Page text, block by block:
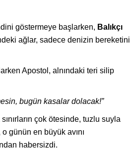
göstermeye başlarken, Balıkçı
ağlar, sadece denizin bereketini
Apostol, alnındaki teri silip
bugün kasalar dolacak!”
çok ötesinde, tuzlu suyla
o günün en büyük avını
habersizdi.